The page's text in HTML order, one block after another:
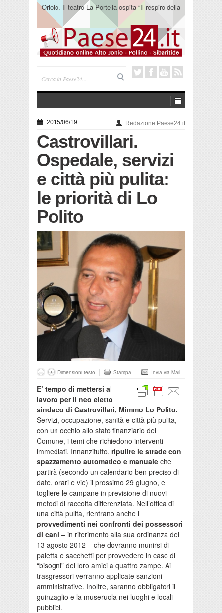
Oriolo. Il teatro La Portella ospita “Il respiro della
terra” del collettivo 365
2015/06/19 Redazione Paese24.it
Castrovillari.
Ospedale, servizi
e città più pulita:
le priorità di Lo
Polito
Dimensioni testo Stampa Invia via Mail
E’ tempo di mettersi al
lavoro per il neo eletto
sindaco di Castrovillari, Mimmo Lo Polito.
Servizi, occupazione, sanità e città più pulita,
con un occhio allo stato finanziario del
Comune, i temi che richiedono interventi
immediati. Innanzitutto, ripulire le strade con
spazzamento automatico e manuale che
partirà (secondo un calendario ben preciso di
date, orari e vie) il prossimo 29 giugno, e
togliere le campane in previsione di nuovi
metodi di raccolta differenziata. Nell’ottica di
una città pulita, rientrano anche i
provvedimenti nei confronti dei possessori
di cani – in riferimento alla sua ordinanza del
13 agosto 2012 – che dovranno munirsi di
paletta e sacchetti per provvedere in caso di
“bisogni” dei loro amici a quattro zampe. Ai
trasgressori verranno applicate sanzioni
amministrative. Inoltre, saranno obbligatori il
guinzaglio e la museruola nei luoghi e locali
pubblici.